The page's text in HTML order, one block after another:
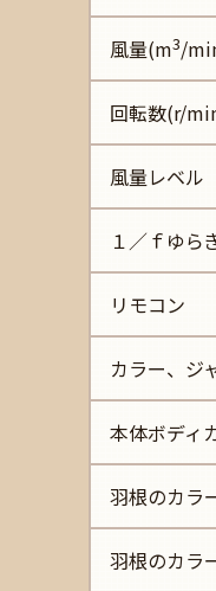
風量(m3/
回転数(r/
風量レベル
１／ｆゆら
リモコン
カラー、ジ
本体ボディ
羽根のカラ
羽根のカラ